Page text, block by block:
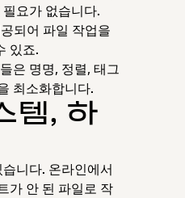
요가 없습니다.
되어 파일 작업을
있죠.
은 명명, 정렬, 태그
최소화합니다.
템, 하
니다. 온라인에서
가 안 된 파일로 작